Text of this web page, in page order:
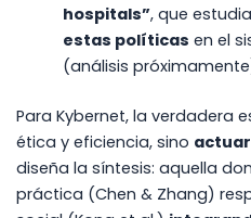
hospitals”, que
estas políticas en el
(análisis
Para Kybernet, la verdadera
ética y eficiencia, sino
diseña la síntesis: aquella
práctica (Chen & Zhang)